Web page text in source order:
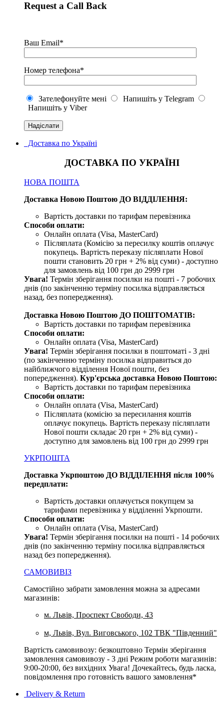
Request a Call Back
Ваш Email*
Номер телефона*
Зателефонуйте мені
Напишіть у Telegram
Напишіть у Viber
Доставка по Україні
ДОСТАВКА ПО УКРАЇНІ
НОВА ПОШТА
Доставка Новою Поштою ДО ВІДДІЛЕННЯ:
Вартість доставки по тарифам перевізника
Способи оплати:
Онлайн оплата (Visa, MasterCard)
Післяплата (Комісію за пересилку коштів оплачує
покупець. Вартість переказу післяплати Нової
пошти становить 20 грн + 2% від суми) - доступно
для замовлень від 100 грн до 2999 грн
Увага! Термін зберігання посилки на пошті - 7 робочих
днів (по закінченню терміну посилка відправляється
назад, без попередження).
Доставка Новою Поштою ДО ПОШТОМАТІВ:
Вартість доставки по тарифам перевізника
Способи оплати:
Онлайн оплата (Visa, MasterCard)
Увага! Термін зберігання посилки в поштоматі - 3 дні
(по закінченню терміну посилка відправиться до
найближчого відділення Нової пошти, без
попередження). Кур'єрська доставка Новою Поштою:
Вартість доставки по тарифам перевізника
Способи оплати:
Онлайн оплата (Visa, MasterCard)
Післяплата (комісію за пересилання коштів
оплачує покупець. Вартість переказу післяплати
Нової пошти складає 20 грн + 2% від суми) -
доступно для замовлень від 100 грн до 2999 грн
УКРПОШТА
Доставка Укрпоштою ДО ВІДДІЛЕННЯ після 100%
передплати:
Вартість доставки оплачується покупцем за
тарифами перевізника у відділенні Укрпошти.
Способи оплати:
Онлайн оплата (Visa, MasterCard)
Увага! Термін зберігання посилки на пошті - 14 робочих
днів (по закінченню терміну посилка відправляється
назад без попередження).
САМОВИВІЗ
Самостійно забрати замовлення можна за адресами
магазинів:
м. Львів, Проспект Свободи, 43
м, Львів, Вул. Виговського, 102 ТВК "Південний"
Вартість самовивозу: безкоштовно Термін зберігання
замовлення самовивозу - 3 дні Режим роботи магазинів:
9:00-20:00, без вихідних Увага! Дочекайтесь, будь ласка,
повідомлення про готовність вашого замовлення*
Delivery & Return